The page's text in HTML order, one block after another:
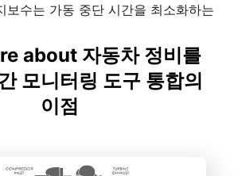
보수는 가동 중단 시간을 최소화하는
about 자동차 정비를
모니터링 도구 통합의
이점